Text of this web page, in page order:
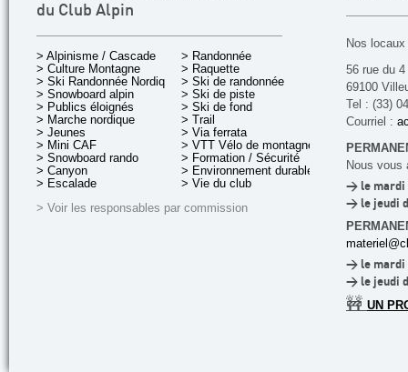
du Club Alpin
> Alpinisme / Cascade
> Culture Montagne
> Ski Randonnée Nordique
> Snowboard alpin
> Publics éloignés
> Marche nordique
> Jeunes
> Mini CAF
> Snowboard rando
> Canyon
> Escalade
> Randonnée
> Raquette
> Ski de randonnée
> Ski de piste
> Ski de fond
> Trail
> Via ferrata
> VTT Vélo de montagne
> Formation / Sécurité
> Environnement durable
> Vie du club
> Voir les responsables par commission
Nos
56 rue du
69100
Tel : (33)
Courriel :
Nous vous
> le mardi
> le jeudi
> le mardi
> le jeudi
🚧 UN